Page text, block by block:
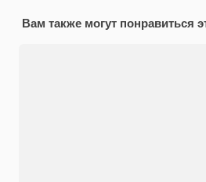
Вам также могут понравиться